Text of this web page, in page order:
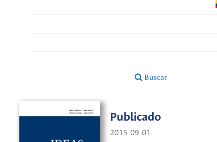
Buscar
Publicado
2015-09-01